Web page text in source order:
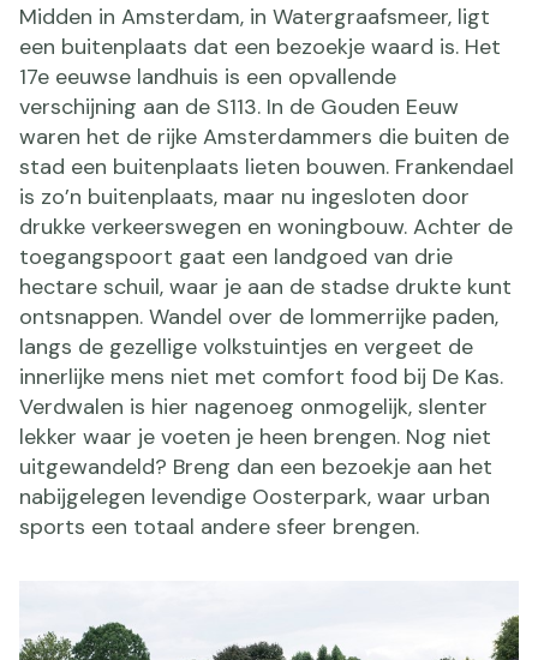
Midden in Amsterdam, in Watergraafsmeer, ligt
een buitenplaats dat een bezoekje waard is. Het
17e eeuwse landhuis is een opvallende
verschijning aan de S113. In de Gouden Eeuw
waren het de rijke Amsterdammers die buiten de
stad een buitenplaats lieten bouwen. Frankendael
is zo’n buitenplaats, maar nu ingesloten door
drukke verkeerswegen en woningbouw. Achter de
toegangspoort gaat een landgoed van drie
hectare schuil, waar je aan de stadse drukte kunt
ontsnappen. Wandel over de lommerrijke paden,
langs de gezellige volkstuintjes en vergeet de
innerlijke mens niet met comfort food bij De Kas.
Verdwalen is hier nagenoeg onmogelijk, slenter
lekker waar je voeten je heen brengen. Nog niet
uitgewandeld? Breng dan een bezoekje aan het
nabijgelegen levendige Oosterpark, waar urban
sports een totaal andere sfeer brengen.